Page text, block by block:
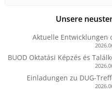
Unsere
Aktuelle Entwicklungen
BUOD Oktatási Képzés és
Einladungen zu DUG-